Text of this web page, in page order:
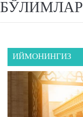
БЎЛИМЛАР
ИЙМОНИНГИЗ